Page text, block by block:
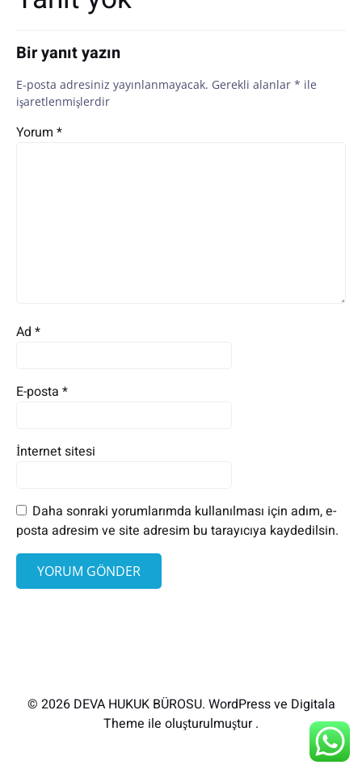
Bir yanıt yazın
E-posta adresiniz yayınlanmayacak. Gerekli alanlar * ile
işaretlenmişlerdir
Yorum *
Ad *
E-posta *
İnternet sitesi
Daha sonraki yorumlarımda kullanılması için adım, e-
posta adresim ve site adresim bu tarayıcıya kaydedilsin.
© 2026 DEVA HUKUK BÜROSU. WordPress ve Digitala
Theme ile oluşturulmuştur .